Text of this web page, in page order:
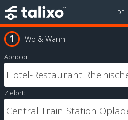
DE
Wo & Wann
Abholort:
Zielort: